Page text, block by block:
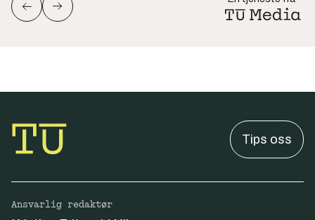
Tips oss
Ansvarlig redaktør